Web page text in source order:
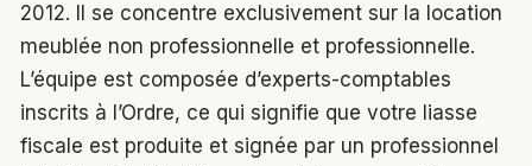
2012. Il se concentre exclusivement sur la location
meublée non professionnelle et professionnelle.
L’équipe est composée d’experts-comptables
inscrits à l’Ordre, ce qui signifie que votre liasse
fiscale est produite et signée par un professionnel